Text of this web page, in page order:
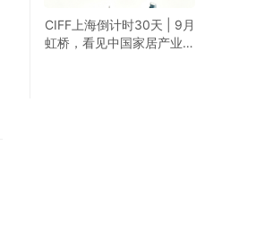
CIFF上海倒计时30天 | 9月
虹桥，看见中国家居产业的